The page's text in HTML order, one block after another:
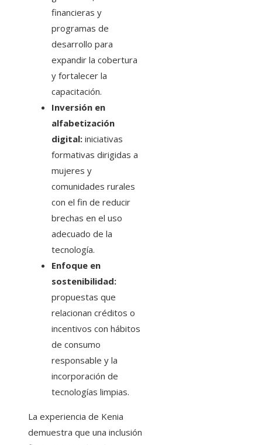
financieras y
programas de
desarrollo para
expandir la cobertura
y fortalecer la
capacitación.
Inversión en
alfabetización
digital: iniciativas
formativas dirigidas a
mujeres y
comunidades rurales
con el fin de reducir
brechas en el uso
adecuado de la
tecnología.
Enfoque en
sostenibilidad:
propuestas que
relacionan créditos o
incentivos con hábitos
de consumo
responsable y la
incorporación de
tecnologías limpias.
La experiencia de Kenia
demuestra que una inclusión